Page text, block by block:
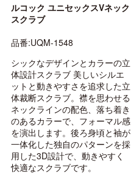
ルコック ユニセックスVネック
スクラブ
品番:UQM-1548
シックなデザインとカラーの立
体設計スクラブ 美しいシルエ
ットと動きやすさを追求した立
体裁断スクラブ。襟を思わせる
ネックラインの配色、落ち着き
のあるカラーで、フォーマル感
を演出します。後ろ身頃と袖が
一体化した独自のパターンを採
用した3D設計で、動きやすく
快適なスクラブです。